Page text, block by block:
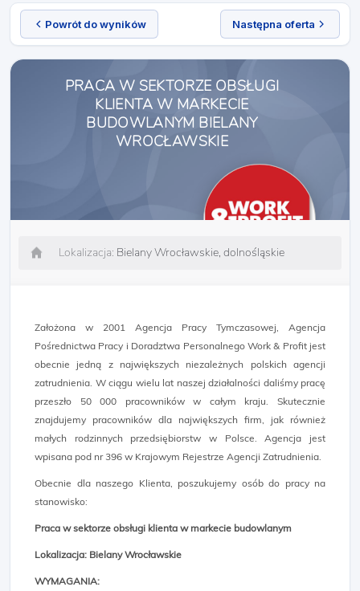
Powrót do wyników Następna oferta
PRACA W SEKTORZE OBSŁUGI
KLIENTA W MARKECIE
BUDOWLANYM BIELANY
WROCŁAWSKIE
Lokalizacja: Bielany Wrocławskie, dolnośląskie
Założona w 2001 Agencja Pracy Tymczasowej, Agencja
Pośrednictwa Pracy i Doradztwa Personalnego Work & Profit jest
obecnie jedną z największych niezależnych polskich agencji
zatrudnienia. W ciągu wielu lat naszej działalności daliśmy pracę
przeszło 50 000 pracowników w całym kraju. Skutecznie
znajdujemy pracowników dla największych firm, jak również
małych rodzinnych przedsiębiorstw w Polsce. Agencja jest
wpisana pod nr 396 w Krajowym Rejestrze Agencji Zatrudnienia.
Obecnie dla naszego Klienta, poszukujemy osób do pracy na
stanowisko:
Praca w sektorze obsługi klienta w markecie budowlanym
Lokalizacja: Bielany Wrocławskie
WYMAGANIA: